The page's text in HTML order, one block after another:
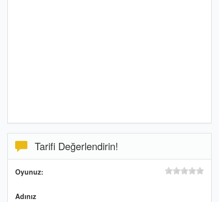
Tarifi Değerlendirin!
Oyunuz:
Adınız